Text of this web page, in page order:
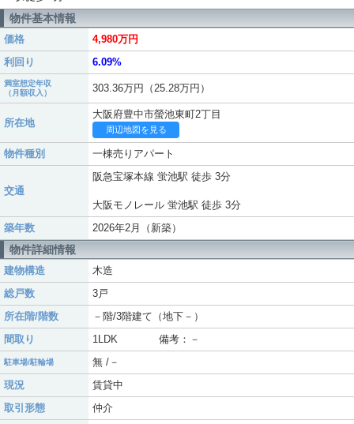
物件基本情報
価格
4,980万円
利回り
6.09%
満室想定年収
（月額収入）
303.36万円（25.28万円）
所在地
大阪府豊中市螢池東町2丁目
周辺地図を見る
物件種別 一棟売りアパート
交通
阪急宝塚本線 蛍池駅 徒歩 3分
大阪モノレール 蛍池駅 徒歩 3分
築年数
2026年2月（新築）
物件詳細情報
建物構造
木造
総戸数
3戸
所在階/階数
－階/3階建て（地下－）
間取り
1LDK 備考：－
駐車場/駐輪場
無 /－
現況
賃貸中
取引形態
仲介